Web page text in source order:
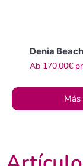
Denia
Ab 170.00€